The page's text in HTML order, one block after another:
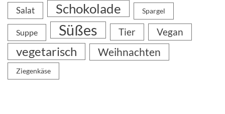
Salat Schokolade Spargel
Suppe Süßes Tier Vegan
vegetarisch Weihnachten
Ziegenkäse